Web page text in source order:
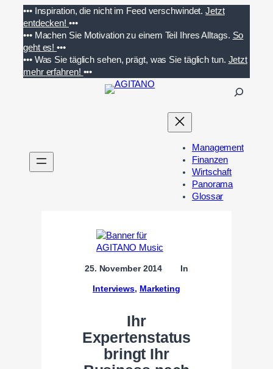
Inhalt
springen
••• Inspiration, die nicht im Feed verschwindet. Jetzt
entdecken! •••
••• Machen Sie Motivation zu einem Teil Ihres Alltags. So
geht es!•••
••• Was Sie täglich sehen, prägt, was Sie täglich tun. Jetzt
mehr erfahren! •••
n
Management
Finanzen
Wirtschaft
Panorama
Glossar
25. November 2014 In
Interviews, Marketing
Ihr
Expertenstatus
bringt Ihr